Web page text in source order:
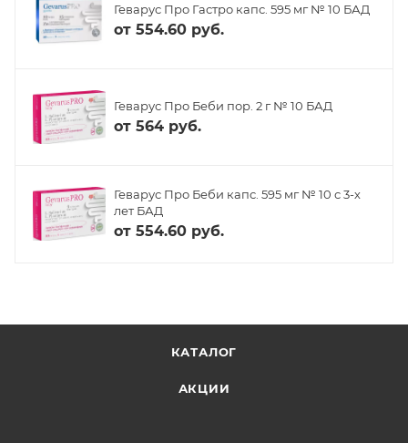
Геварус Про Гастро капс. 595 мг № 10 БАД
от 554.60 руб.
Геварус Про Беби пор. 2 г № 10 БАД
от 564 руб.
Геварус Про Беби капс. 595 мг № 10 с 3-х
лет БАД
от 554.60 руб.
КАТАЛОГ
АКЦИИ